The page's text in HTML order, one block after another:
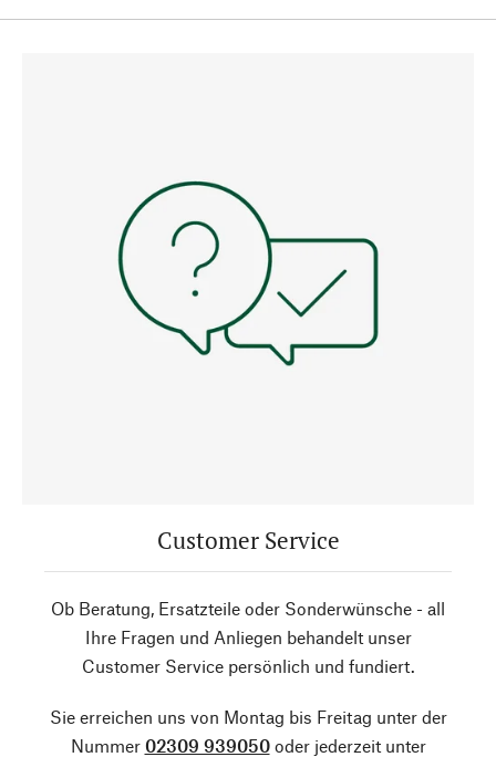
Customer Service
Ob Beratung, Ersatzteile oder Sonderwünsche - all
Ihre Fragen und Anliegen behandelt unser
Customer Service persönlich und fundiert.
Sie erreichen uns von Montag bis Freitag unter der
Nummer 02309 939050oder jederzeit unter